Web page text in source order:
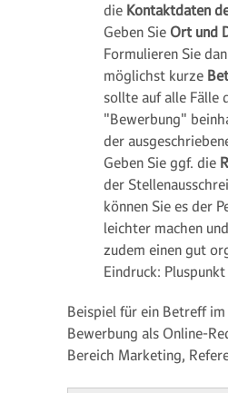
die Kontaktdaten
Geben Sie Ort und
Formulieren Sie
möglichst kurze
sollte auf alle Fälle
"Bewerbung"
der
Geben Sie ggf. die
der
können Sie es der
leichter machen
zudem einen gut
Eindruck:
Beispiel für ein Betreff
Bewerbung als Online-
Bereich Marketing,